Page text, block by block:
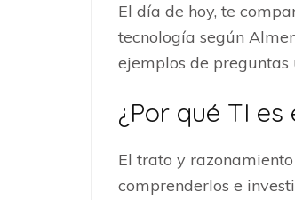
El día de hoy, te
tecnología según
ejemplos de
¿Por qué TI es
El trato y
comprenderlos e